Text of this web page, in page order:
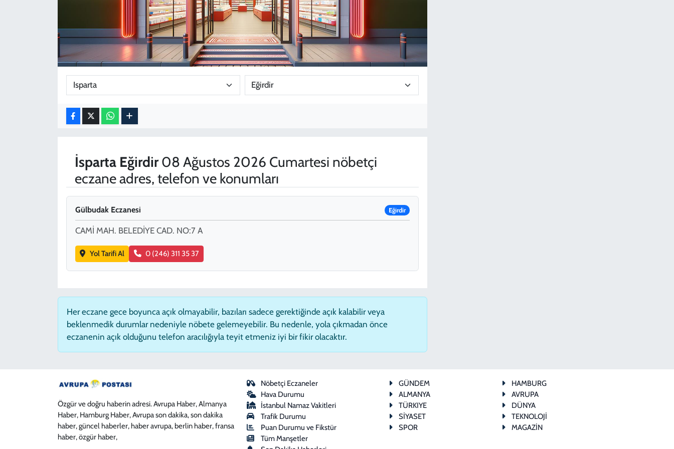
İsparta Eğirdir08 Ağustos 2026 Cumartesi nöbetçi
eczane adres, telefon ve konumları
Gülbudak Eczanesi Eğirdir
CAMİ MAH. BELEDİYE CAD. NO:7 A
Yol Tarifi Al 0 (246) 311 35 37
Her eczane gece boyunca açık olmayabilir, bazıları sadece gerektiğinde açık kalabilir veya
beklenmedik durumlar nedeniyle nöbete gelemeyebilir. Bu nedenle, yola çıkmadan önce
eczanenin açık olduğunu telefon aracılığıyla teyit etmeniz iyi bir fikir olacaktır.
Özgür ve doğru haberin adresi. Avrupa Haber, Almanya
Haber, Hamburg Haber, Avrupa son dakika, son dakika
haber, güncel haberler, haber avrupa, berlin haber, fransa
haber, özgür haber,
Nöbetçi Eczaneler
Hava Durumu
İstanbul Namaz Vakitleri
Trafik Durumu
Puan Durumu ve Fikstür
Tüm Manşetler
GÜNDEM
HAMBURG
ALMANYA
AVRUPA
TÜRKIYE
DÜNYA
SİYASET
TEKNOLOJİ
SPOR
MAGAZİN
YAZARLAR